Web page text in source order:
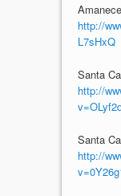
http://
L7sHxQ
Santa
http://
Santa
http://